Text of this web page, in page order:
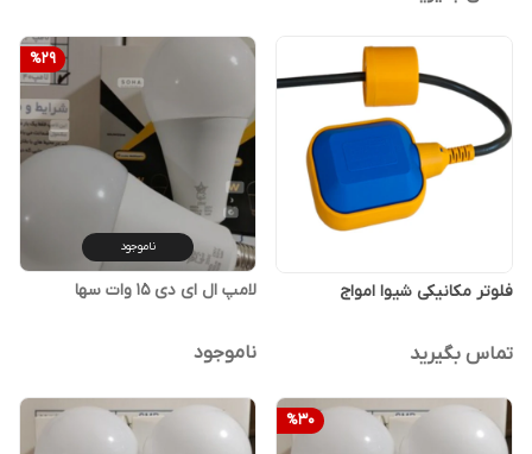
فلوتر مکانیکی شیوا امواج
تماس بگیرید
%29
ناموجود
لامپ ال ای دی ۱۵ وات سها
ناموجود
%30